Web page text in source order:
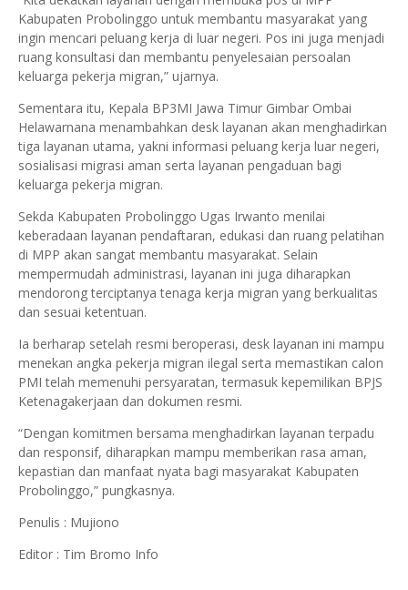
Kabupaten Probolinggo untuk membantu masyarakat yang
ingin mencari peluang kerja di luar negeri. Pos ini juga menjadi
ruang konsultasi dan membantu penyelesaian persoalan
keluarga pekerja migran,” ujarnya.
Sementara itu, Kepala BP3MI Jawa Timur Gimbar Ombai
Helawarnana menambahkan desk layanan akan menghadirkan
tiga layanan utama, yakni informasi peluang kerja luar negeri,
sosialisasi migrasi aman serta layanan pengaduan bagi
keluarga pekerja migran.
Sekda Kabupaten Probolinggo Ugas Irwanto menilai
keberadaan layanan pendaftaran, edukasi dan ruang pelatihan
di MPP akan sangat membantu masyarakat. Selain
mempermudah administrasi, layanan ini juga diharapkan
mendorong terciptanya tenaga kerja migran yang berkualitas
dan sesuai ketentuan.
Ia berharap setelah resmi beroperasi, desk layanan ini mampu
menekan angka pekerja migran ilegal serta memastikan calon
PMI telah memenuhi persyaratan, termasuk kepemilikan BPJS
Ketenagakerjaan dan dokumen resmi.
“Dengan komitmen bersama menghadirkan layanan terpadu
dan responsif, diharapkan mampu memberikan rasa aman,
kepastian dan manfaat nyata bagi masyarakat Kabupaten
Probolinggo,” pungkasnya.
Penulis : Mujiono
Editor : Tim Bromo Info